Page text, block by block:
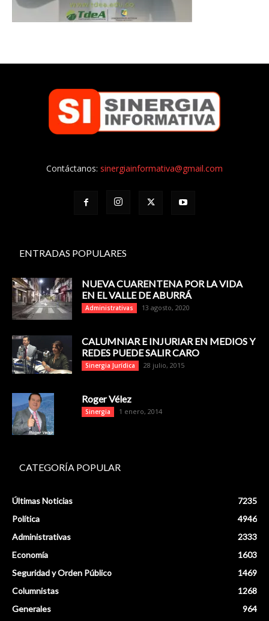
Contáctanos: sinergiainformativa@gmail.com
ENTRADAS POPULARES
NUEVA CUARENTENA POR LA VIDA
EN EL VALLE DE ABURRÁ
Administrativas 13 agosto, 2020
CALUMNIAR E INJURIAR EN MEDIOS Y
REDES PUEDE SALIR CARO
Sinergia Jurídica 28 julio, 2015
Roger Vélez
Sinergia 1 enero, 2014
CATEGORÍA POPULAR
Últimas Noticias
7235
Política
4946
Administrativas
2333
Economía
1603
Seguridad y Orden Público
1469
Columnistas
1268
Generales
964